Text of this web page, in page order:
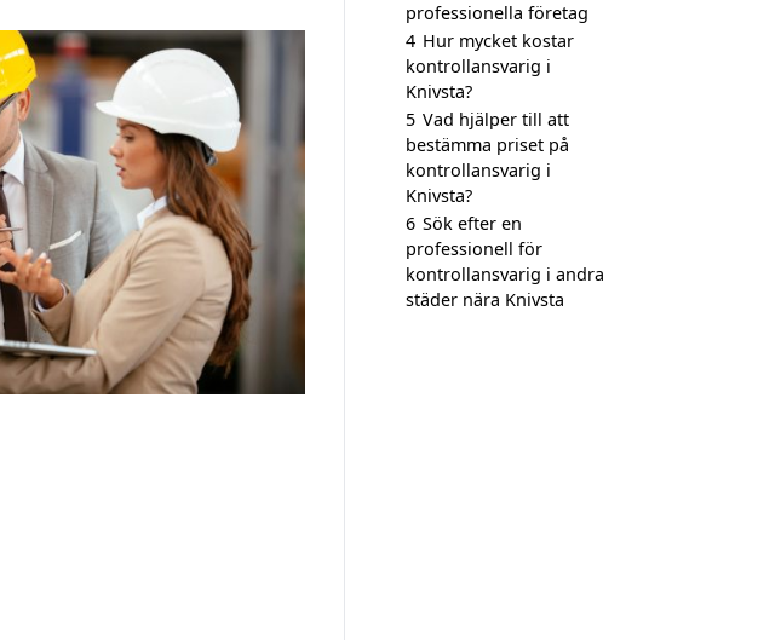
professionella företag
4 Hur mycket kostar
kontrollansvarig i
Knivsta?
5 Vad hjälper till att
bestämma priset på
kontrollansvarig i
Knivsta?
6 Sök efter en
professionell för
kontrollansvarig i andra
städer nära Knivsta